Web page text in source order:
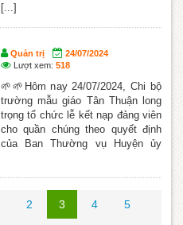
[...]
Quản trị
24/07/2024
Lượt xem: 518
🌱🌱Hôm nay 24/07/2024, Chi bộ
trường mẫu giáo Tân Thuận long
trọng tổ chức lễ kết nạp đảng viên
cho quần chúng theo quyết định
của Ban Thường vụ Huyện ủy
2 3 4 5